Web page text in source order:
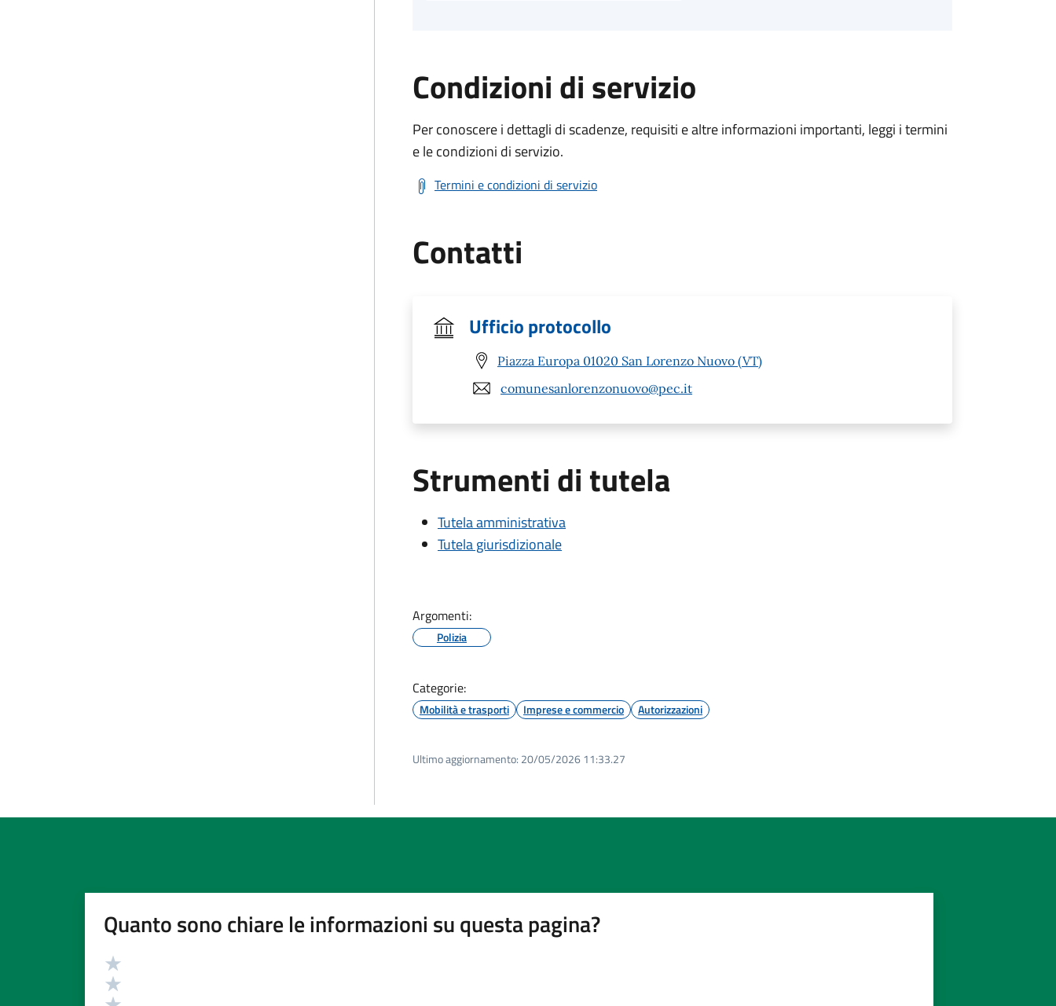
Condizioni di servizio
Per conoscere i dettagli di scadenze, requisiti e altre informazioni importanti, leggi i termini
e le condizioni di servizio.
Termini e condizioni di servizio
Contatti
Ufficio protocollo
Piazza Europa 01020 San Lorenzo Nuovo (VT)
comunesanlorenzonuovo@pec.it
Strumenti di tutela
Tutela amministrativa
Tutela giurisdizionale
Argomenti:
Polizia
Categorie:
Mobilità e trasporti Imprese e commercio Autorizzazioni
Ultimo aggiornamento: 20/05/2026 11:33.27
Quanto sono chiare le informazioni su questa pagina?
Valutazione